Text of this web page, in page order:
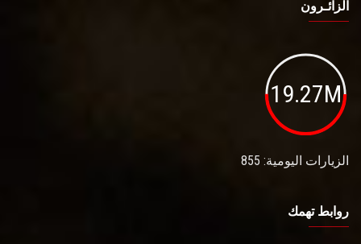
الزائـرون
19.27M
الزيارات اليومية: 855
روابط تهمك